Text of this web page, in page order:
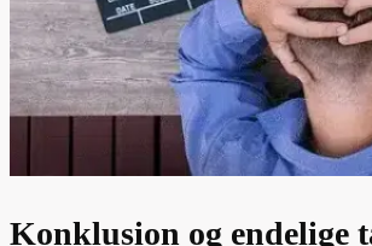
Konklusion og endelige